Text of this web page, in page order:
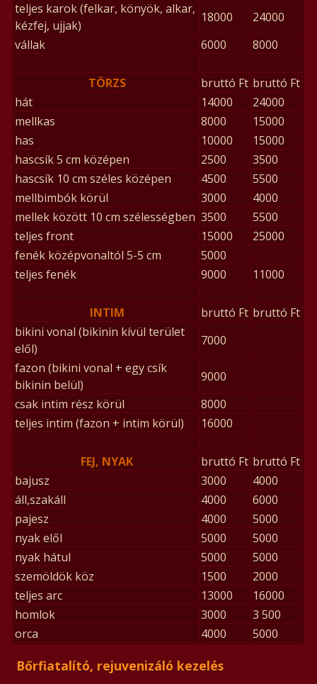
teljes karok (felkar, könyök, alkar,
kézfej, ujjak)
18000
24000
vállak
6000 8000
TÖRZS bruttó Ft bruttó Ft
hát
14000
24000
mellkas
8000
15000
has
10000
15000
hascsík 5 cm középen
2500
3500
hascsík 10 cm széles középen
4500
5500
mellbimbók körül
3000
4000
mellek között 10 cm szélességben 3500
5500
teljes front
15000
25000
fenék középvonaltól 5-5 cm
5000
teljes fenék
9000 11000
INTIM bruttó Ft bruttó Ft
bikini vonal (bikinin kívül terület
elől)
7000
fazon (bikini vonal + egy csík
bikinin belül)
9000
csak intim rész körül
8000
teljes intim (fazon + intim körül)
16000
FEJ, NYAK bruttó Ft bruttó Ft
bajusz
3000
4000
áll,szakáll
4000
6000
pajesz
4000
5000
nyak elől
5000
5000
nyak hátul
5000
5000
szemöldök köz
1500
2000
teljes arc
13000
16000
homlok
3000
3 500
orca
4000 5000
Bőrfiatalító, rejuvenizáló kezelés